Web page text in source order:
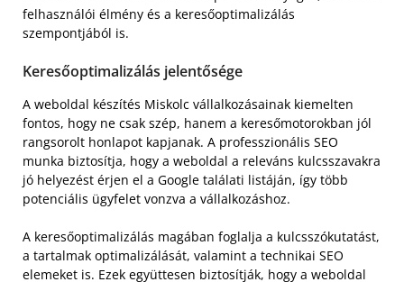
felhasználói élmény és a keresőoptimalizálás
szempontjából is.
Keresőoptimalizálás jelentősége
A weboldal készítés Miskolc vállalkozásainak kiemelten
fontos, hogy ne csak szép, hanem a keresőmotorokban jól
rangsorolt honlapot kapjanak. A professzionális SEO
munka biztosítja, hogy a weboldal a releváns kulcsszavakra
jó helyezést érjen el a Google találati listáján, így több
potenciális ügyfelet vonzva a vállalkozáshoz.
A keresőoptimalizálás magában foglalja a kulcsszókutatást,
a tartalmak optimalizálását, valamint a technikai SEO
elemeket is. Ezek együttesen biztosítják, hogy a weboldal